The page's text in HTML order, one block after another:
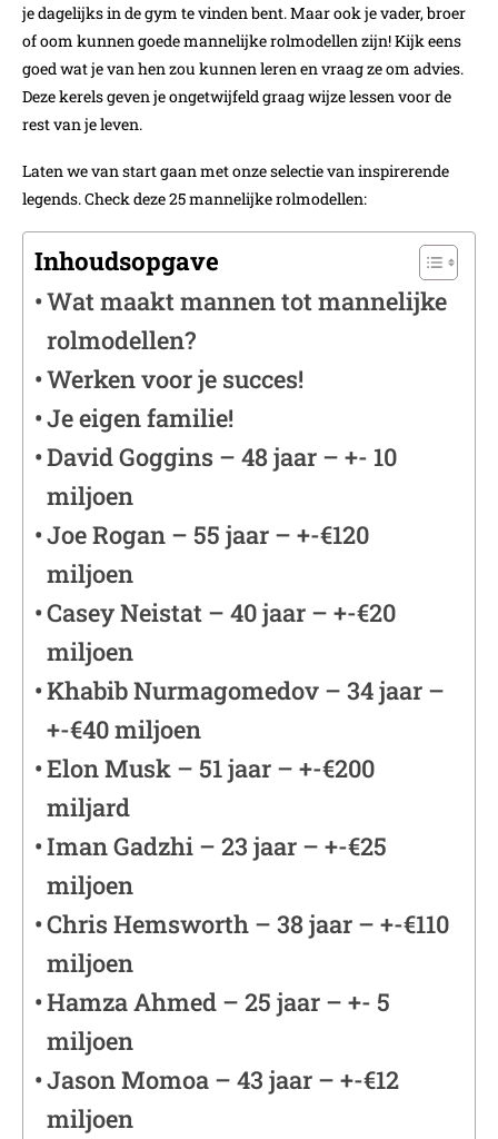
je dagelijks in de gym te vinden bent. Maar ook je vader, broer
of oom kunnen goede mannelijke rolmodellen zijn! Kijk eens
goed wat je van hen zou kunnen leren en vraag ze om advies.
Deze kerels geven je ongetwijfeld graag wijze lessen voor de
rest van je leven.
Laten we van start gaan met onze selectie van inspirerende
legends. Check deze 25 mannelijke rolmodellen:
Inhoudsopgave
Wat maakt mannen tot mannelijke
rolmodellen?
Werken voor je succes!
Je eigen familie!
David Goggins – 48 jaar – +- 10
miljoen
Joe Rogan – 55 jaar – +-€120
miljoen
Casey Neistat – 40 jaar – +-€20
miljoen
Khabib Nurmagomedov – 34 jaar –
+-€40 miljoen
Elon Musk – 51 jaar – +-€200
miljard
Iman Gadzhi – 23 jaar – +-€25
miljoen
Chris Hemsworth – 38 jaar – +-€110
miljoen
Hamza Ahmed – 25 jaar – +- 5
miljoen
Jason Momoa – 43 jaar – +-€12
miljoen